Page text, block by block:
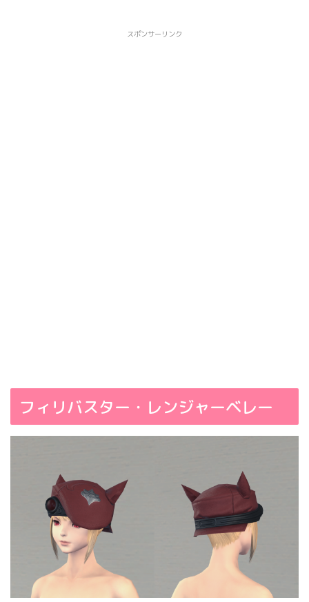
スポンサーリンク
フィリバスター・レンジャーベレー